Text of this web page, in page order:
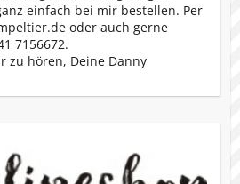
einfach bei mir bestellen. Per
oder auch gerne
7156672.
zu hören, Deine Danny